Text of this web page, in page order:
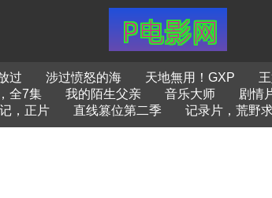
过 涉过愤怒的海 天地無用！GXP
全7集 我的陌生父亲 音乐大师 剧情
，正片
直线篡位第二季 记录片，荒野